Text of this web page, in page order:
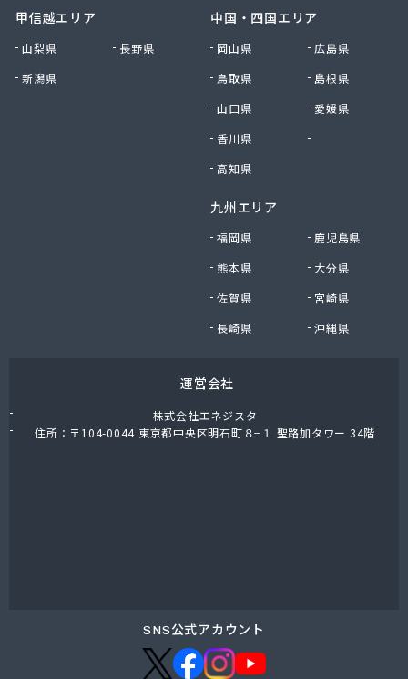
村山プロパン
大一石油株式会社本社
大屋商店有限会社
大垣ガス株式会社 岐阜営業所
大陽日酸エネルギー株式会社 岐阜支店本巣出張所
大陽日酸エネルギー中部株式会社 東濃支店
中島米穀株式会社 本社
中濃ガス
土岐ガス株式会社
甲信越エリア
山梨県
長野県
新潟県
中国・四国エリア
岡山県
広島県
鳥取県
島根県
山口県
愛媛県
香川県
高知県
九州エリア
福岡県
鹿児島県
熊本県
大分県
佐賀県
宮崎県
長崎県
沖縄県
運営会社
株式会社エネジスタ
住所：〒104-0044 東京都中央区明石町８−１ 聖路加タワー 34階
SNS公式アカウント